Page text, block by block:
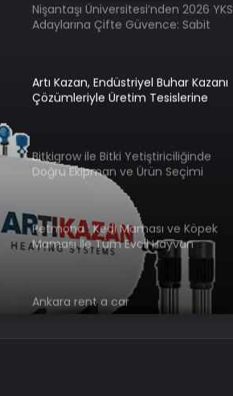
Nişantaşı Üniversitesi’nden 2026 YKS
Adaylarına Çifte Güvence: Sabit
Artı Kazan, Endüstriyel Buhar Kazanı
Çözümleriyle Üretim Tesislerine
Bitkigrow ile Bitki Yetiştiriciliğinde
Doğru Ekipman ve Ürün Seçimi
Petmona : Kedi Maması ve Köpek
Maması İle Tüm Evcil Hayvan
Ankara rent a car